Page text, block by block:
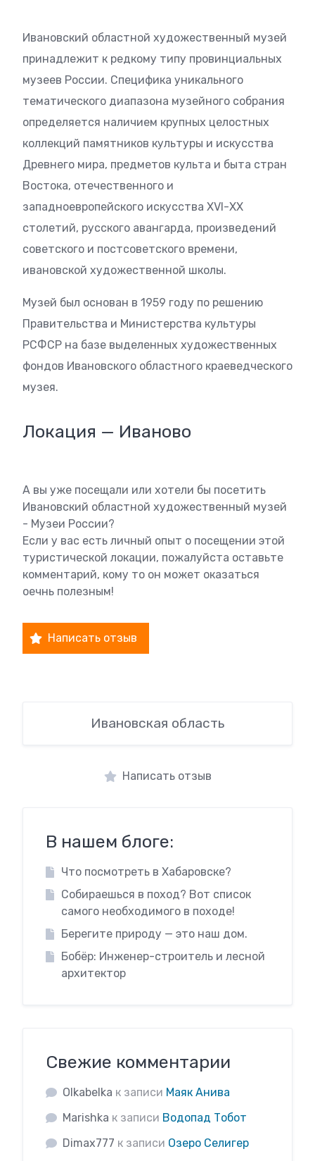
Ивановский областной художественный музей
принадлежит к редкому типу провинциальных
музеев России. Специфика уникального
тематического диапазона музейного собрания
определяется наличием крупных целостных
коллекций памятников культуры и искусства
Древнего мира, предметов культа и быта стран
Востока, отечественного и
западноевропейского искусства XVI-ХХ
столетий, русского авангарда, произведений
советского и постсоветского времени,
ивановской художественной школы.
Музей был основан в 1959 году по решению
Правительства и Министерства культуры
РСФСР на базе выделенных художественных
фондов Ивановского областного краеведческого
музея.
Локация — Иваново
А вы уже посещали или хотели бы посетить
Ивановский областной художественный музей
- Музеи России?
Если у вас есть личный опыт о посещении этой
туристической локации, пожалуйста оставьте
комментарий, кому то он может оказаться
оечнь полезным!
Написать отзыв
Ивановская область
Написать отзыв
В нашем блоге:
Что посмотреть в Хабаровске?
Собираешься в поход? Вот список
самого необходимого в походе!
Берегите природу — это наш дом.
Бобёр: Инженер-строитель и лесной
архитектор
Свежие комментарии
Olkabelka к записи Маяк Анива
Marishka к записи Водопад Тобот
Dimax777 к записи Озеро Селигер